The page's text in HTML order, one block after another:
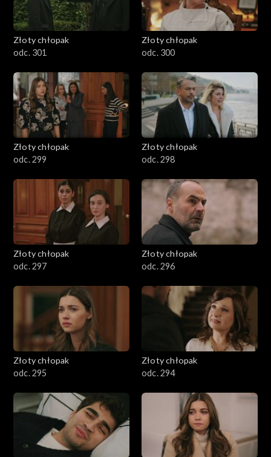
Złoty chłopak
odc. 301
Złoty chłopak
odc. 300
Złoty chłopak
odc. 299
Złoty chłopak
odc. 298
Złoty chłopak
odc. 297
Złoty chłopak
odc. 296
Złoty chłopak
odc. 295
Złoty chłopak
odc. 294